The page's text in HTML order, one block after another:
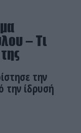
– Τι
την
την ίδρυσή